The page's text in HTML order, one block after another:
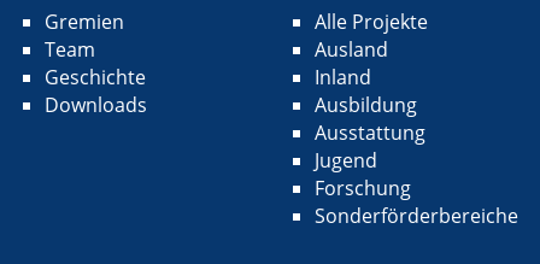
Gremien
Team
Geschichte
Downloads
Alle Projekte
Ausland
Inland
Ausbildung
Ausstattung
Jugend
Forschung
Sonderförderbereiche